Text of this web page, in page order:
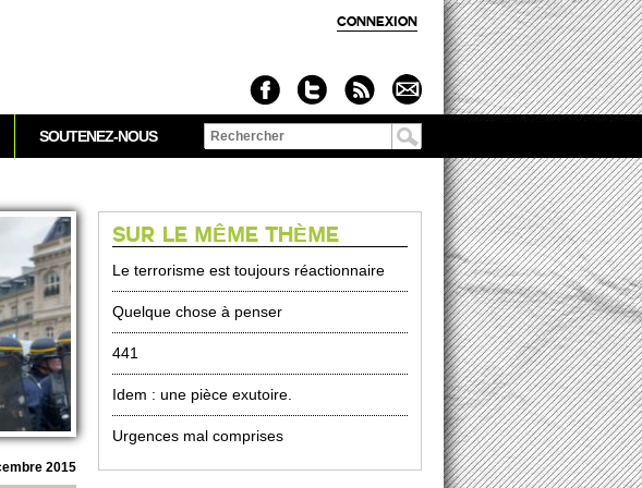
CONNEXION
2015
SOUTENEZ-NOUS
Formulaire de
SUR LE MÊME THÈME
Le terrorisme est toujours réactionnaire
Quelque chose à penser
441
Idem : une pièce exutoire.
Urgences mal comprises